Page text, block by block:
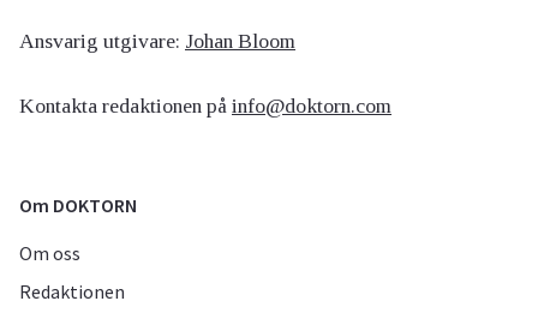
Ansvarig utgivare: Johan Bloom
Kontakta redaktionen på info@doktorn.com
Om DOKTORN
Om oss
Redaktionen